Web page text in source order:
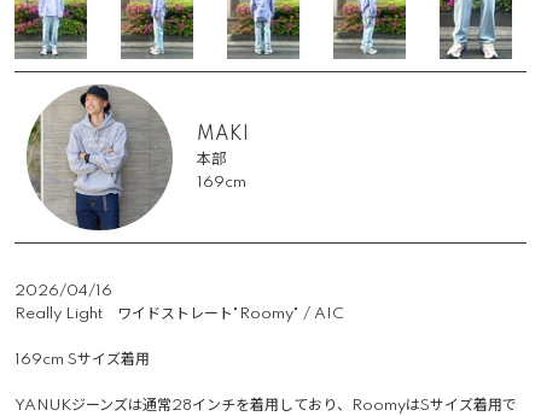
MAKI
本部
169cm
2026/04/16
Really Light　ワイドストレート"Roomy" / AIC
169cm Sサイズ着用
YANUKジーンズは通常28インチを着用しており、RoomyはSサイズ着用で